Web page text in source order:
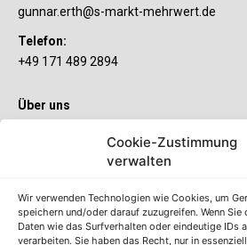
Cookie-Zustimmung
verwalten
Wir verwenden Technologien wie Cookies, um
speichern und/oder darauf zuzugreifen. Wenn
Daten wie das Surfverhalten oder eindeutige IDs
verarbeiten. Sie haben das Recht, nur in
gunnar.erth@s-markt-mehrwert.de
Telefon:
+49 171 489 2894
Über uns
Sie wollen mehr als ein gewöhnliches
S-Quin Konto genau das Richtige für Sie.
etliche Inklusivleistungen. Im S-Quin
immer, was es Neues gibt.